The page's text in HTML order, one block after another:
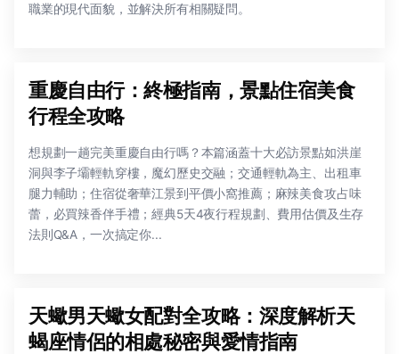
職業的現代面貌，並解決所有相關疑問。
重慶自由行：終極指南，景點住宿美食
行程全攻略
想規劃一趟完美重慶自由行嗎？本篇涵蓋十大必訪景點如洪崖
洞與李子壩輕軌穿樓，魔幻歷史交融；交通輕軌為主、出租車
腿力輔助；住宿從奢華江景到平價小窩推薦；麻辣美食攻占味
蕾，必買辣香伴手禮；經典5天4夜行程規劃、費用估價及生存
法則Q&A，一次搞定你...
天蠍男天蠍女配對全攻略：深度解析天
蝎座情侶的相處秘密與愛情指南